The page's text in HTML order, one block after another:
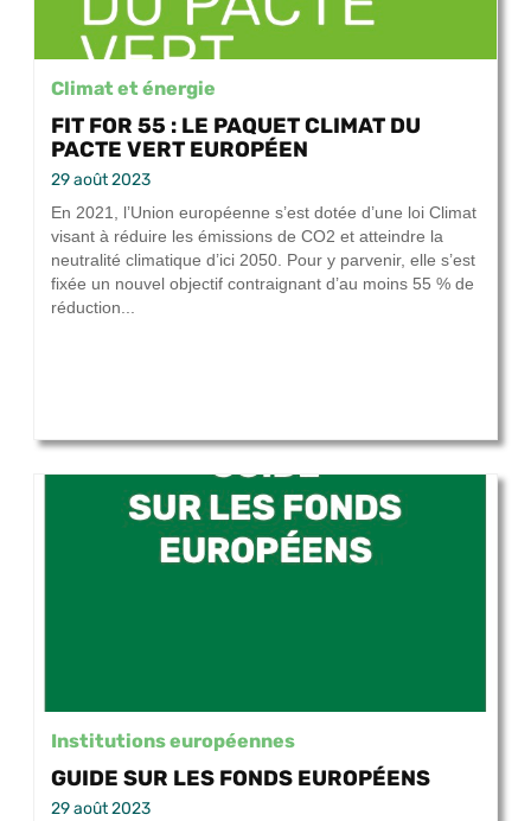
Climat et énergie
FIT FOR 55 : LE PAQUET CLIMAT DU
PACTE VERT EUROPÉEN
29 août 2023
En 2021, l’Union européenne s’est dotée d’une loi Climat
visant à réduire les émissions de CO2 et atteindre la
neutralité climatique d’ici 2050. Pour y parvenir, elle s’est
fixée un nouvel objectif contraignant d’au moins 55 % de
réduction...
Institutions européennes
GUIDE SUR LES FONDS EUROPÉENS
29 août 2023